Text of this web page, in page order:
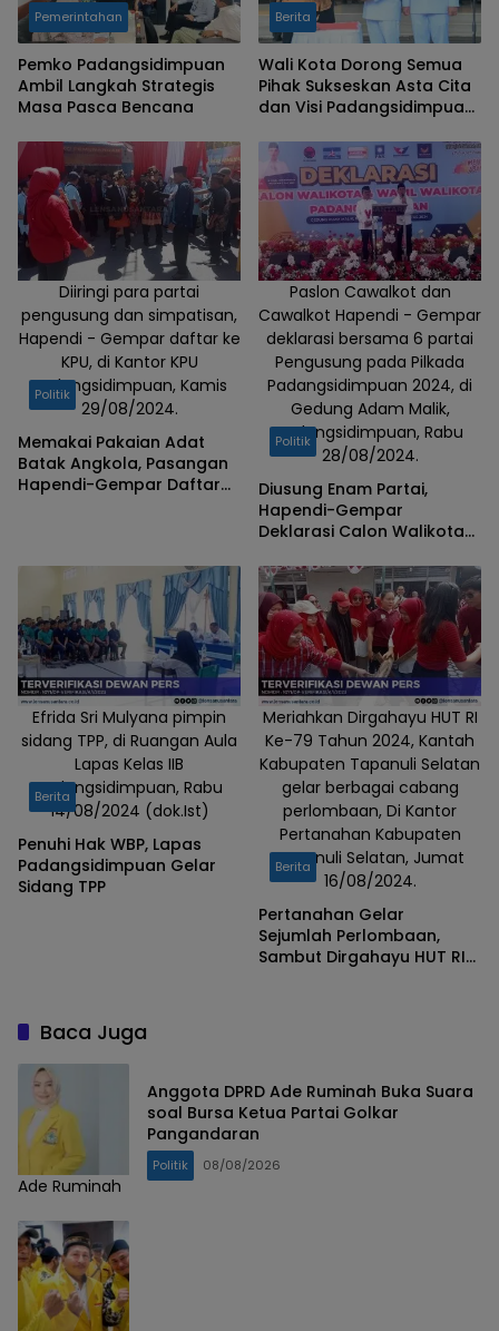
Pemerintahan
Pemko Padangsidimpuan
Ambil Langkah Strategis
Masa Pasca Bencana
Berita
Wali Kota Dorong Semua
Pihak Sukseskan Asta Cita
dan Visi Padangsidimpuan
Diiringi para partai
pengusung dan simpatisan,
Hapendi - Gempar daftar ke
KPU, di Kantor KPU
Padangsidimpuan, Kamis
29/08/2024.
Politik
Memakai Pakaian Adat
Batak Angkola, Pasangan
Hapendi-Gempar Daftar
Paslon Cawalkot dan
Cawalkot Hapendi - Gempar
deklarasi bersama 6 partai
Pengusung pada Pilkada
Padangsidimpuan 2024, di
Gedung Adam Malik,
Padangsidimpuan, Rabu
28/08/2024.
Politik
Diusung Enam Partai,
Hapendi-Gempar
Deklarasi Calon Walikota
Padangsidimpuan 2024
Efrida Sri Mulyana pimpin
sidang TPP, di Ruangan Aula
Lapas Kelas IIB
Padangsidimpuan, Rabu
14/08/2024 (dok.Ist)
Berita
Penuhi Hak WBP, Lapas
Padangsidimpuan Gelar
Sidang TPP
Meriahkan Dirgahayu HUT RI
Ke-79 Tahun 2024, Kantah
Kabupaten Tapanuli Selatan
gelar berbagai cabang
perlombaan, Di Kantor
Pertanahan Kabupaten
Tapanuli Selatan, Jumat
16/08/2024.
Berita
Pertanahan Gelar
Sejumlah Perlombaan,
Sambut Dirgahayu HUT RI
Baca Juga
Ade Ruminah
Anggota DPRD Ade Ruminah Buka Suara
soal Bursa Ketua Partai Golkar
Pangandaran
Politik 08/08/2026